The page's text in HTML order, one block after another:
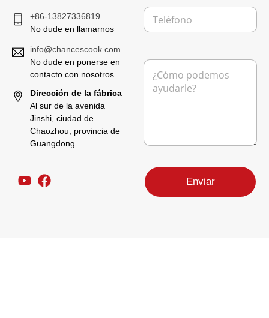
+86-13827336819
No dude en llamarnos
info@chancescook.com
No dude en ponerse en
contacto con nosotros
Dirección de la fábrica
Al sur de la avenida
Jinshi, ciudad de
Chaozhou, provincia de
Guangdong
e
o
e
e
c
o
T
l
f
oe
E
a
i
l
M
*
Enviar